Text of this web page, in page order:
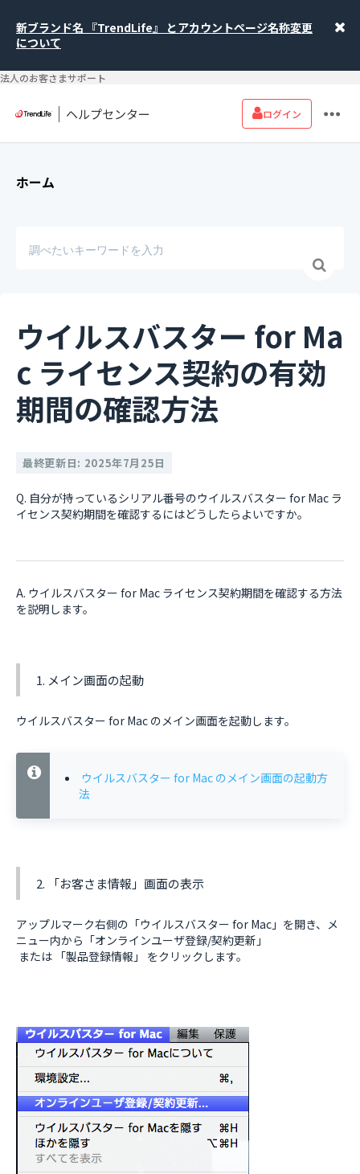
新ブランド名 『TrendLife』 とアカウントページ名称変更
について
法人のお客さまサポート
ヘルプセンター ログイン
ホーム
ウイルスバスター for Ma
c ライセンス契約の有効
期間の確認方法
最終更新日: 2025年7月25日
Q. 自分が持っているシリアル番号のウイルスバスター for Mac ラ
イセンス契約期間を確認するにはどうしたらよいですか。
A. ウイルスバスター for Mac ライセンス契約期間を確認する方法
を説明します。
1. メイン画面の起動
ウイルスバスター for Mac のメイン画面を起動します。
ウイルスバスター for Mac のメイン画面の起動方
法
2. 「お客さま情報」画面の表示
アップルマーク右側の「ウイルスバスター for Mac」を開き、メ
ニュー内から「オンラインユーザ登録/契約更新」
または 「製品登録情報」 をクリックします。